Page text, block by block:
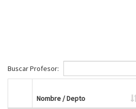
Buscar Profesor:
Nombre / Depto